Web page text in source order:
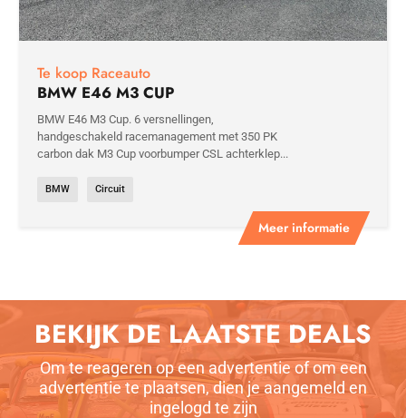
Meer informatie
Te koop Raceauto
BMW E46 M3 CUP
BMW E46 M3 Cup. 6 versnellingen,
handgeschakeld racemanagement met 350 PK
carbon dak M3 Cup voorbumper CSL achterklep...
BMW Circuit
BEKIJK DE LAATSTE DEALS
Om te reageren op een advertentie of om een
advertentie te plaatsen, dien je aangemeld en
ingelogd te zijn